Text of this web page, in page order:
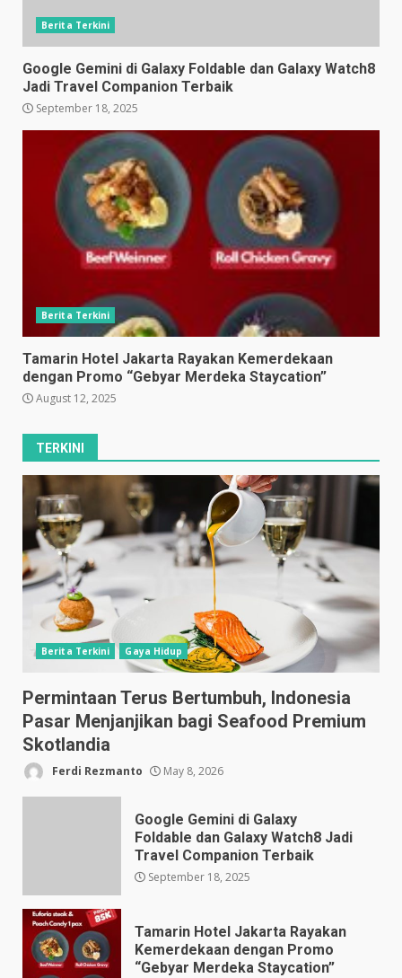
Berita Terkini
Google Gemini di Galaxy Foldable dan Galaxy Watch8
Jadi Travel Companion Terbaik
September 18, 2025
Berita Terkini
Tamarin Hotel Jakarta Rayakan Kemerdekaan
dengan Promo “Gebyar Merdeka Staycation”
August 12, 2025
TERKINI
Berita Terkini Gaya Hidup
Permintaan Terus Bertumbuh, Indonesia
Pasar Menjanjikan bagi Seafood Premium
Skotlandia
Ferdi Rezmanto May 8, 2026
Google Gemini di Galaxy
Foldable dan Galaxy Watch8 Jadi
Travel Companion Terbaik
September 18, 2025
Tamarin Hotel Jakarta Rayakan
Kemerdekaan dengan Promo
“Gebyar Merdeka Staycation”